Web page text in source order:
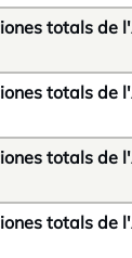
totals de
totals de
totals de
totals de